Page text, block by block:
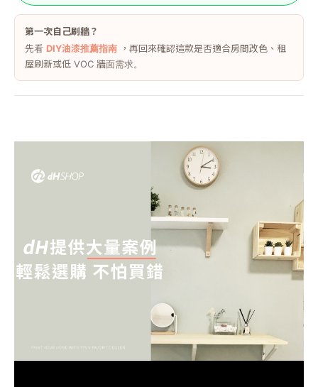
第一次自己刷牆？
先看 DIY油漆推薦指南 ，再回來確認這款是否適合房間改色、租
屋刷新或低 VOC 牆面需求。